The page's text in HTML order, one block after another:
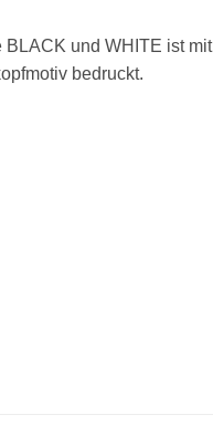
BLACK und WHITE ist mit
bedruckt.